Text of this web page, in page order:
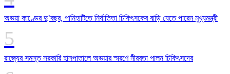
অভয়া কাণ্ডের দু’বছর, পানিহাটিতে নির্যাতিতা চিকিৎসকের বাড়ি যেতে পারেন মুখ্যমন্ত্রী
রাজ্যের সমস্ত সরকারি হাসপাতালে অভয়ার স্মরণে নীরবতা পালন চিকিৎসদের